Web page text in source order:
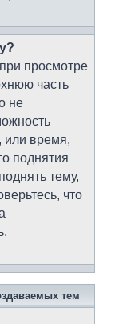
просмотре
часть
не
или время,
поднятия
тему,
что
тем